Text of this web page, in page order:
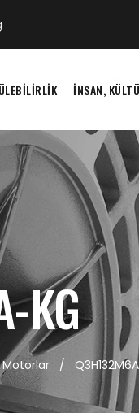
İNSAN,
KG
Motorlar /